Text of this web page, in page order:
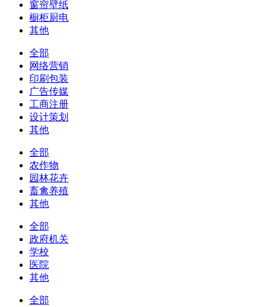
窗帘壁纸
橱柜厨电
其他
全部
网络营销
印刷包装
广告传媒
工商注册
设计策划
其他
全部
农作物
园林花卉
畜禽养殖
其他
全部
政府机关
学校
医院
其他
全部